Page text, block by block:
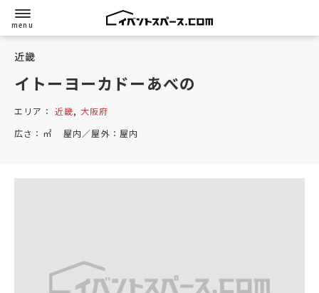
近畿
イトーヨーカドーあべの
エリア： 近畿, 大阪府
広さ： ㎡ 屋内／屋外： 屋内